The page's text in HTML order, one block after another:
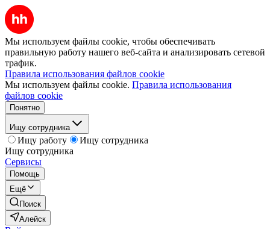
Мы используем файлы cookie, чтобы обеспечивать
правильную работу нашего веб-сайта и анализировать сетевой
трафик.
Правила использования файлов cookie
Мы используем файлы cookie. Правила использования
файлов cookie
Понятно
Ищу сотрудника
Ищу работу
Ищу сотрудника
Ищу сотрудника
Сервисы
Помощь
Ещё
Поиск
Алейск